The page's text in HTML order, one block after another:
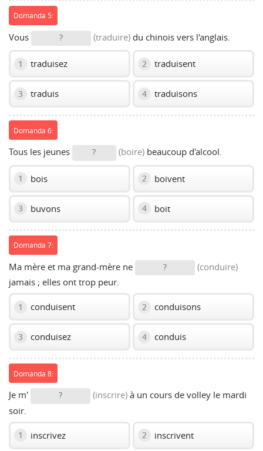
Domanda 5:
Vous ? (traduire) du chinois vers l'anglais.
1 traduisez 2 traduisent
3 traduis 4 traduisons
Domanda 6:
Tous les jeunes ? (boire) beaucoup d'alcool.
1 bois 2 boivent
3 buvons 4 boit
Domanda 7:
Ma mère et ma grand-mère ne ?
(conduire)
jamais ; elles ont trop peur.
1 conduisent 2 conduisons
3 conduisez 4 conduis
Domanda 8:
Je m' ? (inscrire) à un cours de volley le mardi
soir.
1 inscrivez 2 inscrivent